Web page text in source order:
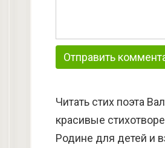
Читать стих поэта
красивые
Родине для детей и